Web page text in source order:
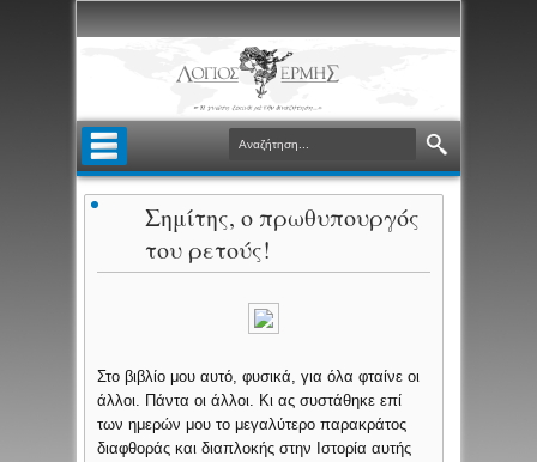
Σημίτης, ο πρωθυπουργός
του ρετούς!
Στο βιβλίο μου αυτό, φυσικά, για όλα φταίνε οι
άλλοι. Πάντα οι άλλοι. Κι ας συστάθηκε επί
των ημερών μου το μεγαλύτερο παρακράτος
διαφθοράς και διαπλοκής στην Ιστορία αυτής